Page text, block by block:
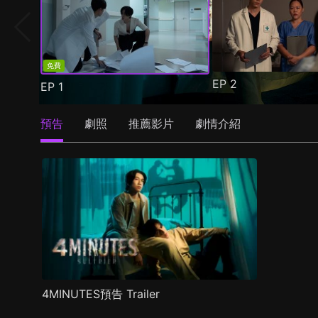
免費
EP 1 EP2
預告 劇照 推薦影片 劇情介紹
4MINUTES預告 Trailer